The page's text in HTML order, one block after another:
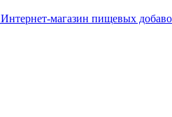
Интернет-магазин пищевых